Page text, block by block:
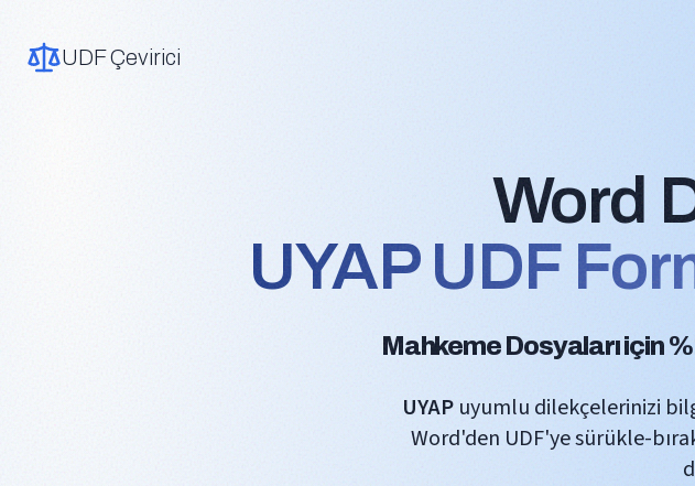
UDF Çevirici
Word
UYAP UDF
Mahkeme Dosyaları için
UYAPuyumlu dilekçelerinizi
Word'den UDF'ye sürükle-